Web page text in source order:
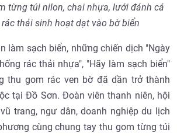
từng túi nilon, chai nhựa, lưới đánh cá
thải sinh hoạt dạt vào bờ biển
làm sạch biển, những chiến dịch "Ngày
rác thải nhựa", "Hãy làm sạch biển"
thu gom rác ven bờ đã dần trở thành
tại Đồ Sơn. Đoàn viên thanh niên, hội
trang, ngư dân, doanh nghiệp du lịch
cùng chung tay thu gom từng túi